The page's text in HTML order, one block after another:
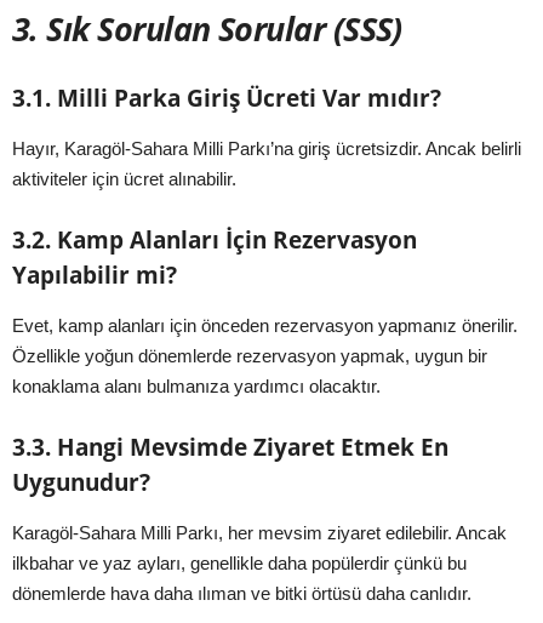
3. Sık Sorulan Sorular (SSS)
3.1. Milli Parka Giriş Ücreti Var mıdır?
Hayır, Karagöl-Sahara Milli Parkı’na giriş ücretsizdir. Ancak belirli
aktiviteler için ücret alınabilir.
3.2. Kamp Alanları İçin Rezervasyon
Yapılabilir mi?
Evet, kamp alanları için önceden rezervasyon yapmanız önerilir.
Özellikle yoğun dönemlerde rezervasyon yapmak, uygun bir
konaklama alanı bulmanıza yardımcı olacaktır.
3.3. Hangi Mevsimde Ziyaret Etmek En
Uygunudur?
Karagöl-Sahara Milli Parkı, her mevsim ziyaret edilebilir. Ancak
ilkbahar ve yaz ayları, genellikle daha popülerdir çünkü bu
dönemlerde hava daha ılıman ve bitki örtüsü daha canlıdır.